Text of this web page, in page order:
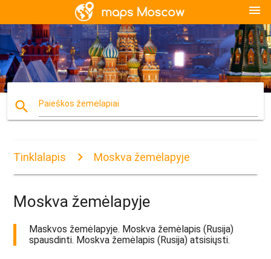
menu
search Paieškos žemėlapiai
Tinklalapis Moskva žemėlapyje
Moskva žemėlapyje
Maskvos žemėlapyje. Moskva žemėlapis (Rusija)
spausdinti. Moskva žemėlapis (Rusija) atsisiųsti.